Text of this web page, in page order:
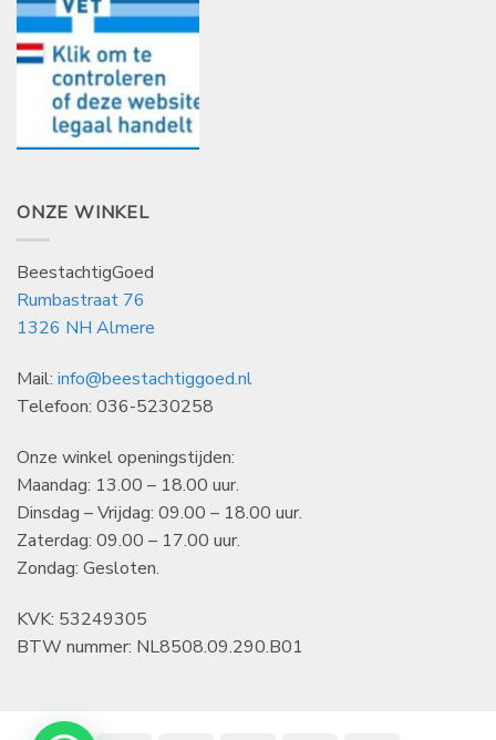
ONZE WINKEL
BeestachtigGoed
Rumbastraat 76
1326 NH Almere
Mail: info@beestachtiggoed.nl
Telefoon: 036-5230258
Onze winkel openingstijden:
Maandag: 13.00 – 18.00 uur.
Dinsdag – Vrijdag: 09.00 – 18.00 uur.
Zaterdag: 09.00 – 17.00 uur.
Zondag: Gesloten.
KVK: 53249305
BTW nummer: NL8508.09.290.B01